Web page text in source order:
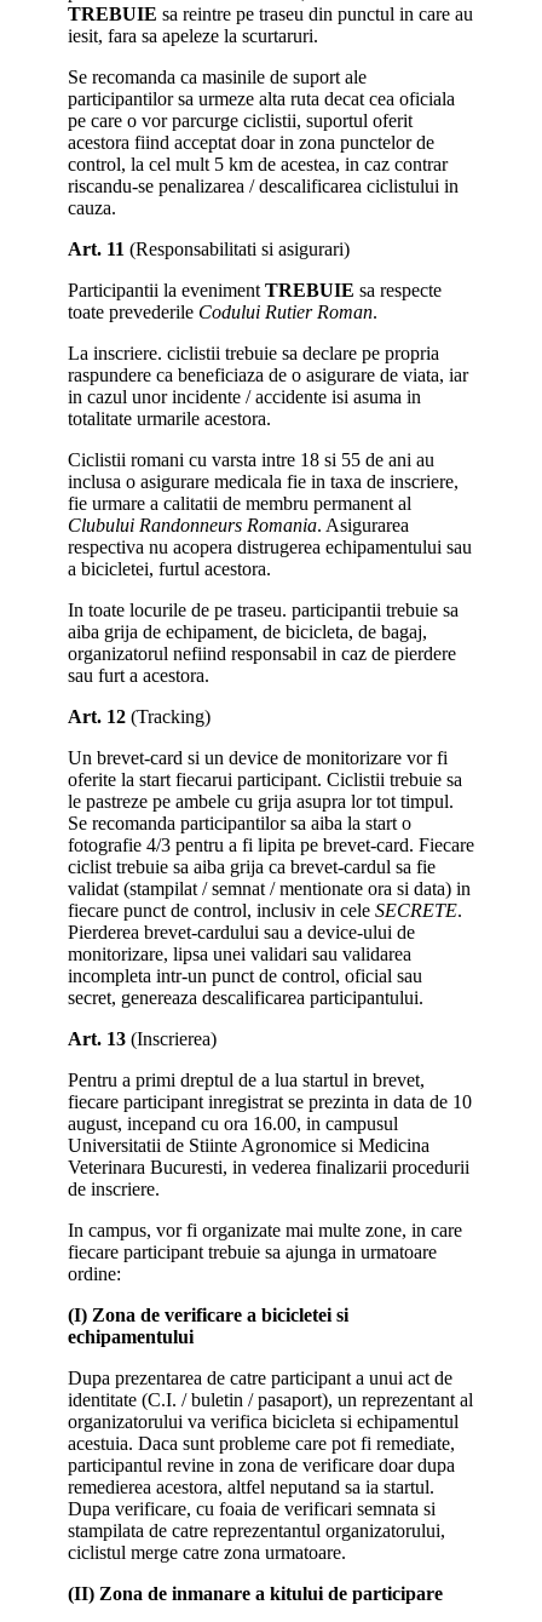
TREBUIE sa reintre pe traseu din punctul in care au
iesit, fara sa apeleze la scurtaruri.
Se recomanda ca masinile de suport ale
participantilor sa urmeze alta ruta decat cea oficiala
pe care o vor parcurge ciclistii, suportul oferit
acestora fiind acceptat doar in zona punctelor de
control, la cel mult 5 km de acestea, in caz contrar
riscandu-se penalizarea / descalificarea ciclistului in
cauza.
Art. 11 (Responsabilitati si asigurari)
Participantii la eveniment TREBUIE sa respecte
toate prevederile Codului Rutier Roman.
La inscriere. ciclistii trebuie sa declare pe propria
raspundere ca beneficiaza de o asigurare de viata, iar
in cazul unor incidente / accidente isi asuma in
totalitate urmarile acestora.
Ciclistii romani cu varsta intre 18 si 55 de ani au
inclusa o asigurare medicala fie in taxa de inscriere,
fie urmare a calitatii de membru permanent al
Clubului Randonneurs Romania. Asigurarea
respectiva nu acopera distrugerea echipamentului sau
a bicicletei, furtul acestora.
In toate locurile de pe traseu. participantii trebuie sa
aiba grija de echipament, de bicicleta, de bagaj,
organizatorul nefiind responsabil in caz de pierdere
sau furt a acestora.
Art. 12 (Tracking)
Un brevet-card si un device de monitorizare vor fi
oferite la start fiecarui participant. Ciclistii trebuie sa
le pastreze pe ambele cu grija asupra lor tot timpul.
Se recomanda participantilor sa aiba la start o
fotografie 4/3 pentru a fi lipita pe brevet-card. Fiecare
ciclist trebuie sa aiba grija ca brevet-cardul sa fie
validat (stampilat / semnat / mentionate ora si data) in
fiecare punct de control, inclusiv in cele SECRETE.
Pierderea brevet-cardului sau a device-ului de
monitorizare, lipsa unei validari sau validarea
incompleta intr-un punct de control, oficial sau
secret, genereaza descalificarea participantului.
Art. 13 (Inscrierea)
Pentru a primi dreptul de a lua startul in brevet,
fiecare participant inregistrat se prezinta in data de 10
august, incepand cu ora 16.00, in campusul
Universitatii de Stiinte Agronomice si Medicina
Veterinara Bucuresti, in vederea finalizarii procedurii
de inscriere.
In campus, vor fi organizate mai multe zone, in care
fiecare participant trebuie sa ajunga in urmatoare
ordine:
(I) Zona de verificare a bicicletei si
echipamentului
Dupa prezentarea de catre participant a unui act de
identitate (C.I. / buletin / pasaport), un reprezentant al
organizatorului va verifica bicicleta si echipamentul
acestuia. Daca sunt probleme care pot fi remediate,
participantul revine in zona de verificare doar dupa
remedierea acestora, altfel neputand sa ia startul.
Dupa verificare, cu foaia de verificari semnata si
stampilata de catre reprezentantul organizatorului,
ciclistul merge catre zona urmatoare.
(II) Zona de inmanare a kitului de participare